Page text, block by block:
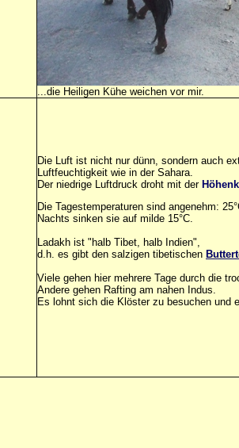
...die Heiligen Kühe weichen vor mir.
Die Luft ist nicht nur dünn, sondern auch
Luftfeuchtigkeit wie in der Sahara.
Der niedrige Luftdruck droht mit der
Die Tagestemperaturen sind angenehm:
Nachts sinken sie auf milde 15°C.
Ladakh ist "halb Tibet, halb Indien",
d.h. es gibt den salzigen tibetischen
Viele gehen hier mehrere Tage durch die
Andere gehen Rafting am nahen Indus.
Es lohnt sich die Klöster zu besuchen und